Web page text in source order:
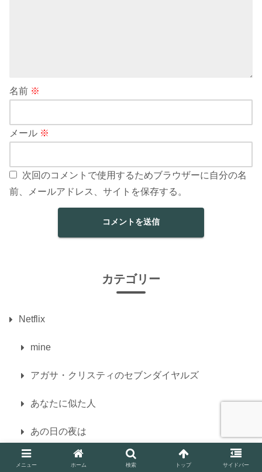
名前 ※
メール ※
次回のコメントで使用するためブラウザーに自分の名
前、メールアドレス、サイトを保存する。
カテゴリー
Netflix
mine
アガサ・クリスティのセブンダイヤルズ
あなたに似た人
あの日の夜は
ある呪われた学校で…：ザ・シリーズ
メニュー ホーム 検索 トップ サイドバー